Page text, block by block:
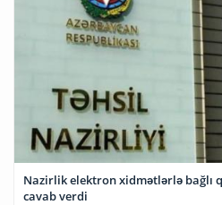
Nazirlik elektron xidmətlərlə bağlı
cavab verdi